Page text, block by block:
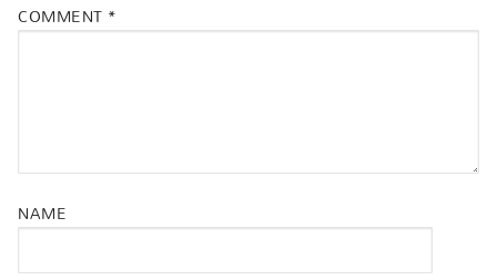
COMMENT *
NAME